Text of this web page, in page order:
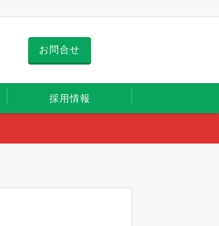
お問合せ
採用情報